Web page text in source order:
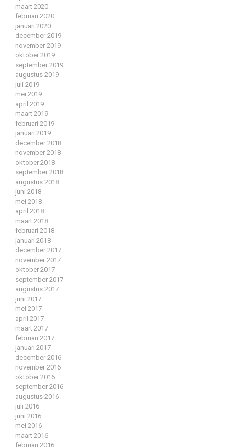
maart 2020
februari 2020
januari 2020
december 2019
november 2019
oktober 2019
september 2019
augustus 2019
juli 2019
mei 2019
april 2019
maart 2019
februari 2019
januari 2019
december 2018
november 2018
oktober 2018
september 2018
augustus 2018
juni 2018
mei 2018
april 2018
maart 2018
februari 2018
januari 2018
december 2017
november 2017
oktober 2017
september 2017
augustus 2017
juni 2017
mei 2017
april 2017
maart 2017
februari 2017
januari 2017
december 2016
november 2016
oktober 2016
september 2016
augustus 2016
juli 2016
juni 2016
mei 2016
maart 2016
februari 2016